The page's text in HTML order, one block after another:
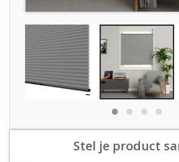
Stel je product